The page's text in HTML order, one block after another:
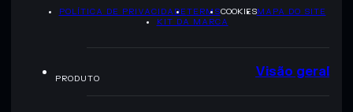
POLÍTICA DE PRIVACIDADETERMSCOOKIESMAPA DO SITE
KIT DA MARCA
PRODUTO Visão geral